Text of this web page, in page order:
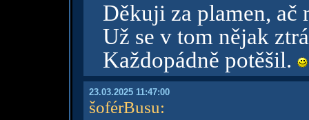
Děkuji za plamen, ač
Už se v tom nějak
Každopádně potěšil.
23.03.2025 11:47:00
šoférBusu: